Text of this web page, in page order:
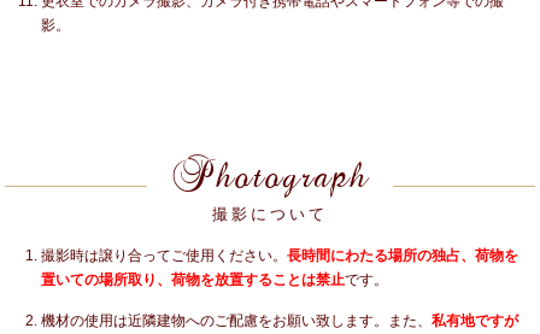
影。
Photograph
撮影について
撮影時は譲り合ってご使用ください。長時間にわたる場所の独占、荷物を
置いての場所取り、荷物を放置することは禁止です。
機材の使用は近隣建物へのご配慮をお願い致します。また、私有地ですが